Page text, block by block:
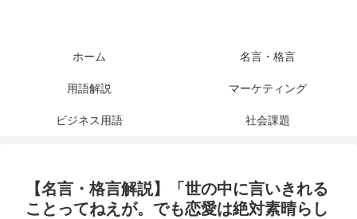
ホーム 名言・格言
用語解説 マーケティング
ビジネス用語 社会課題
【名言・格言解説】「世の中に言いきれる
ことってねえが。でも恋愛は絶対素晴らし